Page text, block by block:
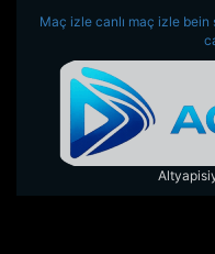
TRT Spor
beIN Sports
tabii Spor
A Spor
Maç izle canlı maç izle bein